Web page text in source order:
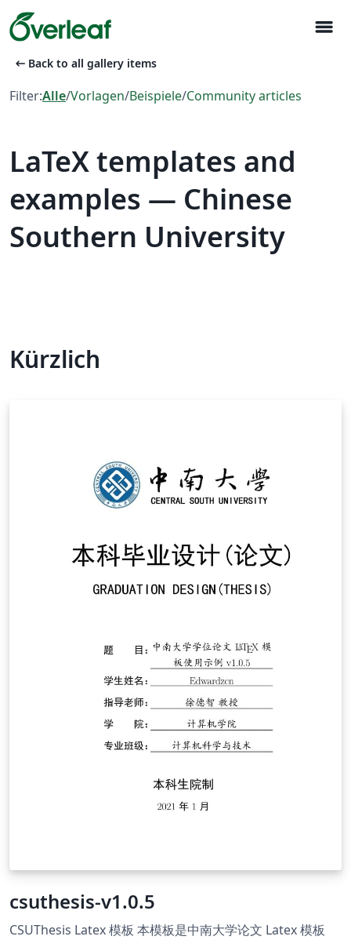
menu
arrow_left_alt Back to all gallery items
Filter:Alle/Vorlagen/Beispiele/Community articles
LaTeX templates and
examples — Chinese
Southern University
Kürzlich
csuthesis-v1.0.5
CSUThesis Latex 模板 本模板是中南大学论文 Latex 模板